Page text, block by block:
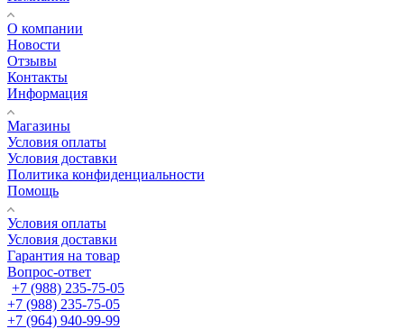
О компании
Новости
Отзывы
Контакты
Информация
Магазины
Условия оплаты
Условия доставки
Политика конфиденциальности
Помощь
Условия оплаты
Условия доставки
Гарантия на товар
Вопрос-ответ
+7 (988) 235-75-05
+7 (988) 235-75-05
+7 (964) 940-99-99